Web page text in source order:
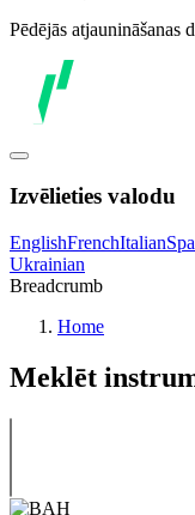
Pēdējās atjaunināšanas
Izvēlieties valodu
EnglishFrenchItalian
Ukrainian
Breadcrumb
Home
Meklēt